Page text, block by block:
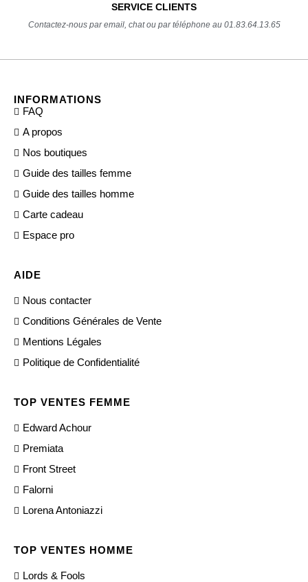
SERVICE CLIENTS
Contactez-nous par email, chat ou par téléphone au 01.83.64.13.65
INFORMATIONS
FAQ
A propos
Nos boutiques
Guide des tailles femme
Guide des tailles homme
Carte cadeau
Espace pro
AIDE
Nous contacter
Conditions Générales de Vente
Mentions Légales
Politique de Confidentialité
TOP VENTES FEMME
Edward Achour
Premiata
Front Street
Falorni
Lorena Antoniazzi
TOP VENTES HOMME
Lords & Fools